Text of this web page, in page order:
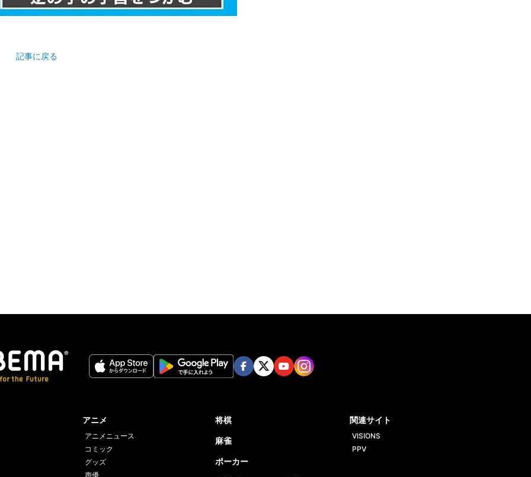
記事に戻る
アニメ
アニメニュース
コミック
グッズ
声優
将棋
麻雀
ポーカー
関連サイト
VISIONS
PPV